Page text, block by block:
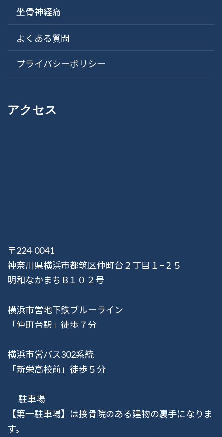
坐骨神経痛
よくある質問
プライバシーポリシー
アクセス
〒224-0041
神奈川県横浜市都筑区仲町台２丁目１−２５
明和なかまち B１０２号
横浜市営地下鉄ブルーライン
「仲町台駅」徒歩７分
横浜市営バス302系統
「新栄高校前」徒歩５分
駐車場
【第一駐車場】は接骨院のある建物の裏手になりま
す。